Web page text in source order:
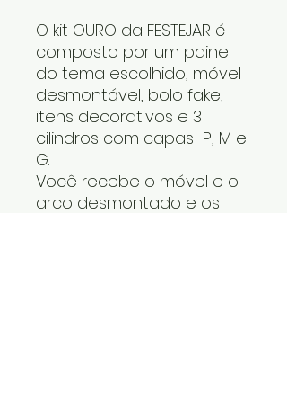
O kit OURO da FESTEJAR é
composto por um painel
do tema escolhido, móvel
desmontável, bolo fake,
itens decorativos e 3
cilindros com capas P, M e
G.
Você recebe o móvel e o
arco desmontado e os